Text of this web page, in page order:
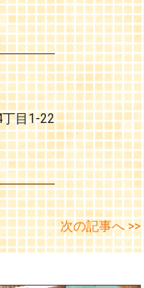
目1-22
次の記事へ >>